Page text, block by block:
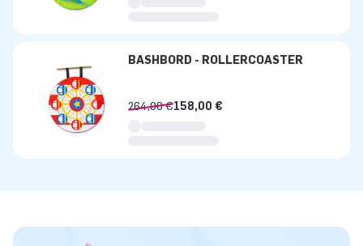
BASHBORD - ROLLERCOASTER
264,00 €158,00 €